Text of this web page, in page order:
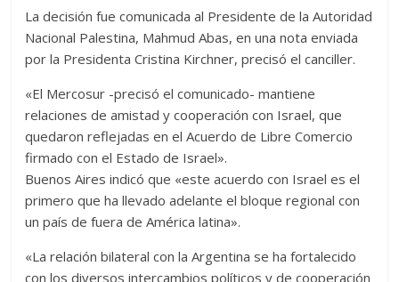
La decisión fue comunicada al Presidente de la Autoridad
Nacional Palestina, Mahmud Abas, en una nota enviada
por la Presidenta Cristina Kirchner, precisó el canciller.
«El Mercosur -precisó el comunicado- mantiene
relaciones de amistad y cooperación con Israel, que
quedaron reflejadas en el Acuerdo de Libre Comercio
firmado con el Estado de Israel».
Buenos Aires indicó que «este acuerdo con Israel es el
primero que ha llevado adelante el bloque regional con
un país de fuera de América latina».
«La relación bilateral con la Argentina se ha fortalecido
con los diversos intercambios políticos y de cooperación